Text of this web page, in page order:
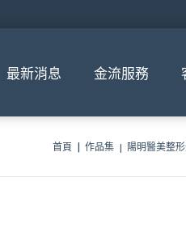
最新消息 金流服務
首頁 作品集 陽明醫美整